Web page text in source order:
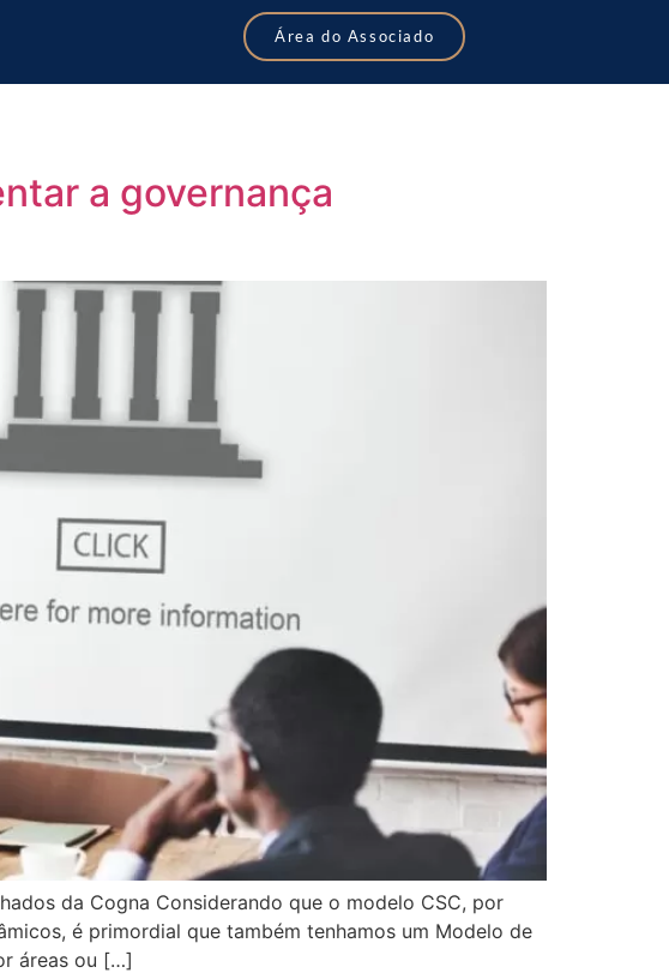
Área do Associado
a governança
da Cogna Considerando que o modelo CSC, por
é primordial que também tenhamos um Modelo de
áreas ou […]